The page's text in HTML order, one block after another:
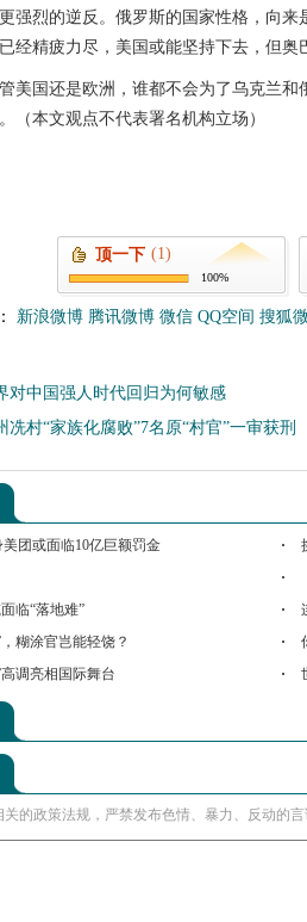
强烈的逆反。俄罗斯的国家性格，向
经精疲力尽，美国或能坚持下去，但奥
美国还是欧洲，谁都不会为了乌克兰
（本文观点不代表署名机构立场）
顶一下 (1)
100%
新浪微博 腾讯微博 微信 QQ空间 搜狐
对中国强人时代回归为何敏感
冼村“家族化腐败”7名原“村官”一审获刑
团或面临10亿巨额罚金
临“落地难”
糊涂官岂能轻饶？
调亮相国际舞台
的政策法规，严禁发布色情、暴力、反动的言